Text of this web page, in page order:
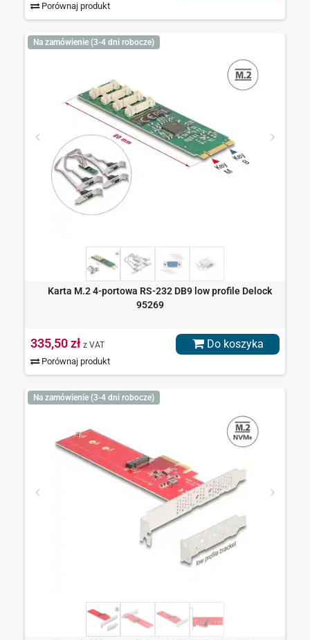
Porównaj produkt
Na zamówienie (3-4 dni robocze)
Karta M.2 4-portowa RS-232 DB9 low profile Delock
95269
335,50 zł z VAT
Porównaj produkt
Do koszyka
Na zamówienie (3-4 dni robocze)